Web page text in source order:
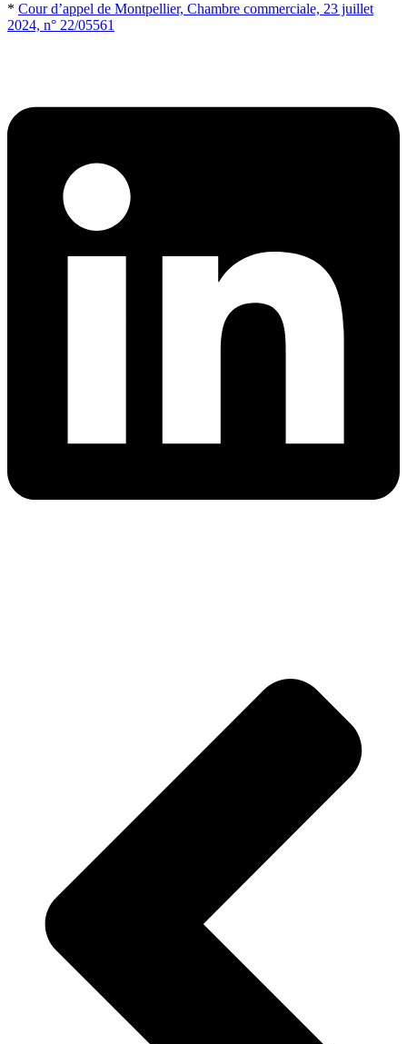
* Cour d’appel de Montpellier, Chambre commerciale, 23 juillet
2024, n° 22/05561